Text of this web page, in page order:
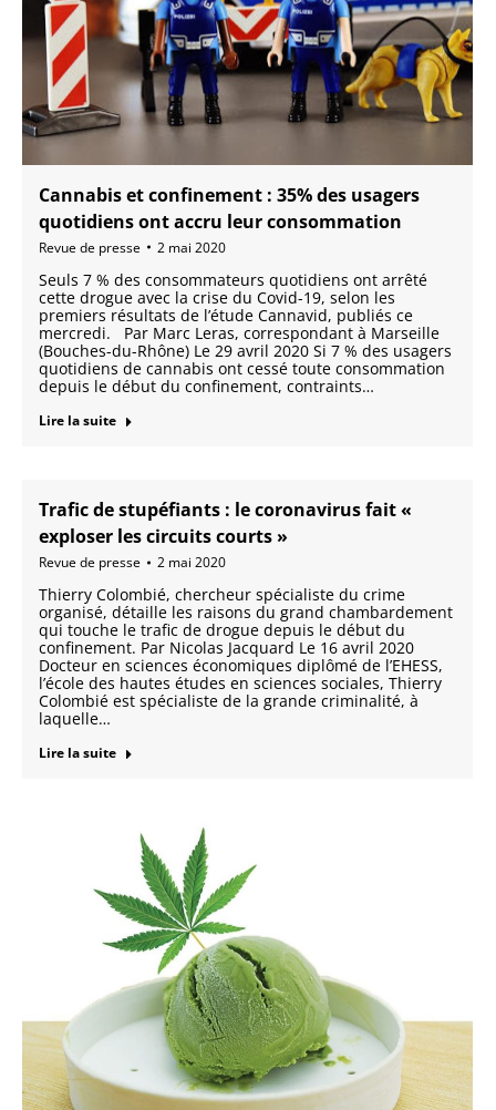
Cannabis et confinement : 35% des usagers
quotidiens ont accru leur consommation
Revue de presse 2 mai 2020
Seuls 7 % des consommateurs quotidiens ont arrêté
cette drogue avec la crise du Covid-19, selon les
premiers résultats de l’étude Cannavid, publiés ce
mercredi. Par Marc Leras, correspondant à Marseille
(Bouches-du-Rhône) Le 29 avril 2020 Si 7 % des usagers
quotidiens de cannabis ont cessé toute consommation
depuis le début du confinement, contraints…
Lire la suite
Trafic de stupéfiants : le coronavirus fait «
exploser les circuits courts »
Revue de presse 2 mai 2020
Thierry Colombié, chercheur spécialiste du crime
organisé, détaille les raisons du grand chambardement
qui touche le trafic de drogue depuis le début du
confinement. Par Nicolas Jacquard Le 16 avril 2020
Docteur en sciences économiques diplômé de l’EHESS,
l’école des hautes études en sciences sociales, Thierry
Colombié est spécialiste de la grande criminalité, à
laquelle…
Lire la suite